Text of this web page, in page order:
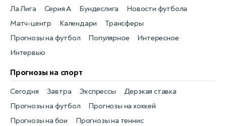
Новости футбола
Матч-центр Календари Трансферы
Прогнозы на футбол Популярное
Ла Лига
Интересное
Серия А
Интервью
Бундеслига
Прогнозы на спорт
Прогнозы на футбол
Сегодня
Прогнозы на хоккей
Завтра
Прогнозы на бои
Экспрессы
Прогнозы на теннис
Дерзкая ставка